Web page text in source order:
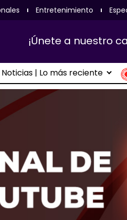
Entretenimiento
¡Únete a nuestro
Noticias | Lo más reciente